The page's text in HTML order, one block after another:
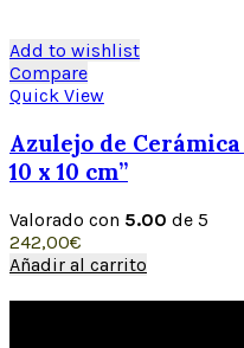
Add to wishlist
Compare
Quick View
Azulejo de
10 x 10 cm”
Valorado con 5.00 de 5
242,00€
Añadir al carrito